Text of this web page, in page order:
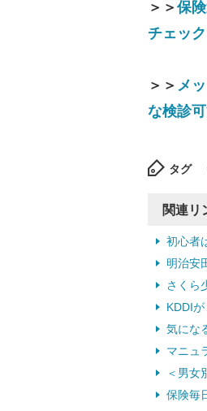
＞＞保
チェック
＞＞ メ
な検診
タグ
関連リ
初心者
明治安
さくら
KDDI
気にな
マニュ
＜男女
保険毎